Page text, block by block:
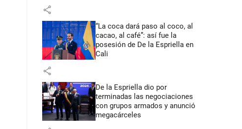
share
“La coca dará paso al coco, al
cacao, al café”: así fue la
posesión de De la Espriella en
Cali
share
De la Espriella dio por
terminadas las negociaciones
con grupos armados y anunció
megacárceles